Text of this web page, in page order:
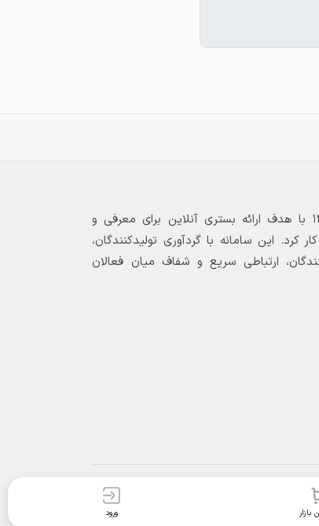
بازارگاه الکترونیکی فولاد ۲۴ از بهار ۱۳۹۷ با هدف ارائه بستری آنلاین برای معرفی و
کرد. این سامانه با گردآوری تولیدکنندگان،
ارتباطی سریع و شفاف میان فعالان
بازار ورود